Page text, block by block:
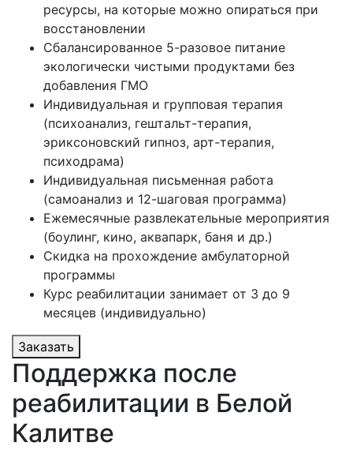
ресурсы, на которые можно опираться при
восстановлении
Сбалансированное 5-разовое питание
экологически чистыми продуктами без
добавления ГМО
Индивидуальная и групповая терапия
(психоанализ, гештальт-терапия,
эриксоновский гипноз, арт-терапия,
психодрама)
Индивидуальная письменная работа
(самоанализ и 12-шаговая программа)
Ежемесячные развлекательные мероприятия
(боулинг, кино, аквапарк, баня и др.)
Скидка на прохождение амбулаторной
программы
Курс реабилитации занимает от 3 до 9
месяцев (индивидуально)
Заказать
Поддержка после
реабилитации в Белой
Калитве